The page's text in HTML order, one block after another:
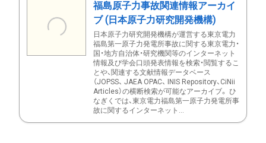
福島原子力事故関連情報アーカイ
ブ (日本原子力研究開発機構)
日本原子力研究開発機構が運営する東京電力
福島第一原子力発電所事故に関する東京電力・
国・地方自治体・研究機関等のインターネット
情報及び学会口頭発表情報を検索・閲覧するこ
とや、関連する文献情報データベース
（JOPSS、 JAEA OPAC、 INIS Repository、CiNii
Articles）の横断検索が可能なアーカイブ。 ひ
なぎくでは、東京電力福島第一原子力発電所事
故に関するインターネット...